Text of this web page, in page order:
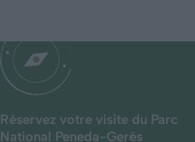
Réservez votre visite du Parc
National Peneda-Gerês